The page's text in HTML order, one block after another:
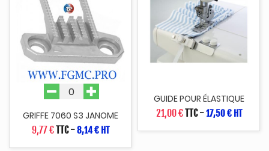
GRIFFE 7060 S3 JANOME
9,77 €TTC-8,14 € HT
GUIDE POUR ÉLASTIQUE
21,00 €TTC-17,50 € HT